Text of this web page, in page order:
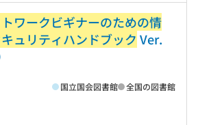
ワークビギナーのための情
ュリティハンドブック Ver.
国立国会図書館 全国の図書館